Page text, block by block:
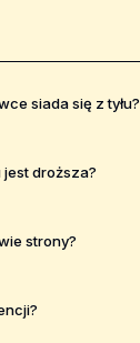
siada się z tyłu?
droższa?
strony?